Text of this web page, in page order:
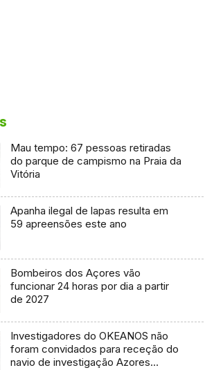
Mau tempo: 67 pessoas retiradas
do parque de campismo na Praia da
Vitória
Apanha ilegal de lapas resulta em
59 apreensões este ano
Bombeiros dos Açores vão
funcionar 24 horas por dia a partir
de 2027
Investigadores do OKEANOS não
foram convidados para receção do
navio de investigação Azores